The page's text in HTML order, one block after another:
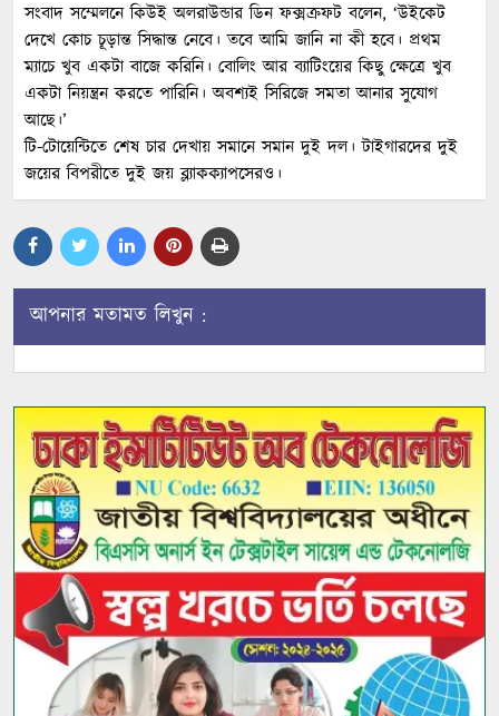
সংবাদ সম্মেলনে কিউই অলরাউন্ডার ডিন ফক্সক্রফট বলেন, ‘উইকেট
দেখে কোচ চূড়ান্ত সিদ্ধান্ত নেবে। তবে আমি জানি না কী হবে। প্রথম
ম্যাচে খুব একটা বাজে করিনি। বোলিং আর ব্যাটিংয়ের কিছু ক্ষেত্রে খুব
একটা নিয়ন্ত্রন করতে পারিনি। অবশ্যই সিরিজে সমতা আনার সুযোগ
আছে।’
টি-টোয়েন্টিতে শেষ চার দেখায় সমানে সমান দুই দল। টাইগারদের দুই
জয়ের বিপরীতে দুই জয় ব্ল্যাকক্যাপসেরও।
আপনার মতামত লিখুন :